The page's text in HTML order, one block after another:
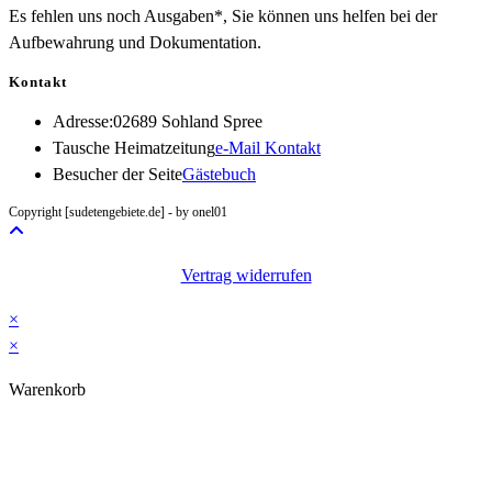
Es fehlen uns noch Ausgaben*, Sie können uns helfen bei der
Aufbewahrung und Dokumentation.
Kontakt
Adresse:02689 Sohland Spree
Tausche Heimatzeitunge-Mail KontaktOpens
Besucher der SeiteGästebuch
Copyright [sudetengebiete.de] - by onel01
Vertrag widerrufen
×
×
Warenkorb